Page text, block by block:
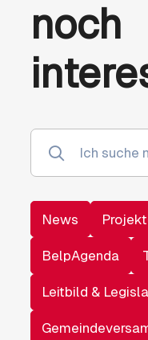
noch
News
BelpAgenda
Leitbild &